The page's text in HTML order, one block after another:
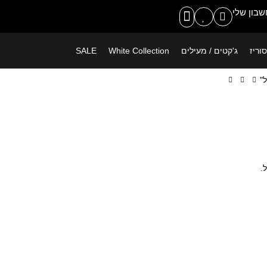
משלוח חינם ברכישה מעל 399 ש"ח שלי
ג'קטים / מעילים White Collection
SALE